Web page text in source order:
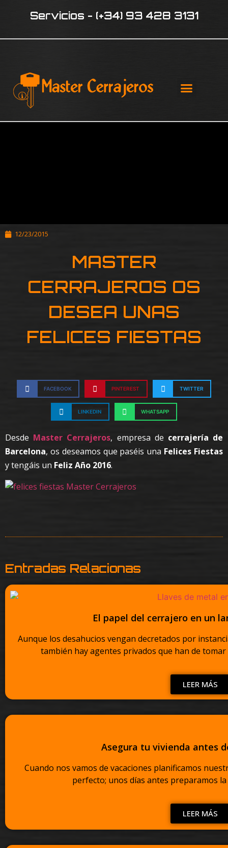
Servicios - (+34) 93 428 3131
12/23/2015
MASTER
CERRAJEROS OS
DESEA UNAS
FELICES FIESTAS
FACEBOOK PINTEREST TWITTER
LINKEDIN WHATSAPP
Desde Master Cerrajeros, empresa de cerrajería de
Barcelona, os deseamos que paséis una Felices Fiestas
y tengáis un Feliz Año 2016.
Entradas Relacionas
El papel del cerrajero en un
Aunque los desahucios vengan decretados por
también hay agentes privados que han de tomar
LEER MÁS
Asegura tu vivienda antes
Cuando nos vamos de vacaciones planificamos
perfecto; unos días antes preparamos
LEER MÁS